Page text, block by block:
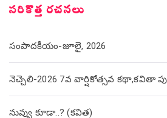
సరికొత్త రచనలు
సంపాదకీయం-జూలై, 2026
నెచ్చెలి-2026 7వ వార్షికోత్సవ కథా,కవితా
నువ్వు కూడా..? (కవిత)